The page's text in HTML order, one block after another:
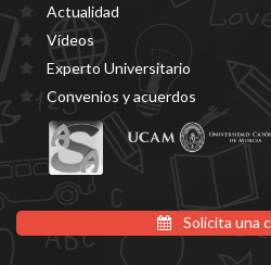
Actualidad
Vídeos
Experto Universitario
Convenios y acuerdos
Solicita una